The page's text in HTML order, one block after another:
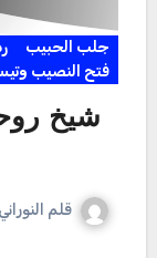
جلب الحبيب
فتح النصيب
شيخ
قلم النوراني